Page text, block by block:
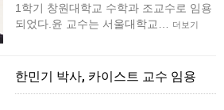
1학기 창원대학교 수학과 조교수로 임용
되었다.윤 교수는 서울대학교…
더보기
한민기 박사, 카이스트 교수 임용